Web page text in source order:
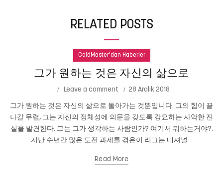
RELATED POSTS
GoldMaster'dan Haberler
그가 원하는 것은 자신의 삶으로
Leave a comment 28 Aralık 2018
그가 원하는 것은 자신의 삶으로 돌아가는 것뿐입니다. 그의 힘이 끝
나갈 무렵, 그는 자신의 정체성에 의문을 갖도록 강요하는 사악한 진
실을 발견한다. 그는 그가 생각하는 사람인가? 여기서 뭐하는거야?.
지난 수년간 많은 도전 과제를 겪은이 리그는 내셔널...
Read More